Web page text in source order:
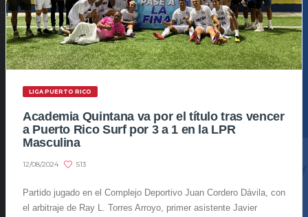
LIGA PUERTO RICO
Academia Quintana va por el título tras vencer
a Puerto Rico Surf por 3 a 1 en la LPR
Masculina
12/08/2024 513
Partido jugado en el Complejo Deportivo Juan Cordero Dávila, con
el arbitraje de Ray L. Torres Arroyo, primer asistente Javier